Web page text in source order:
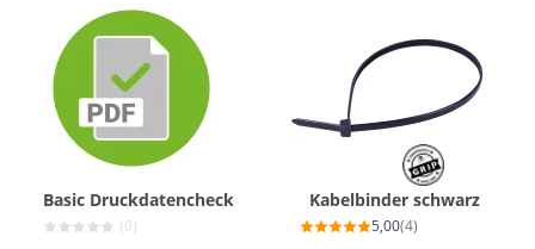
Basic Druckdatencheck
(0)
Kabelbinder schwarz
5,00(4)